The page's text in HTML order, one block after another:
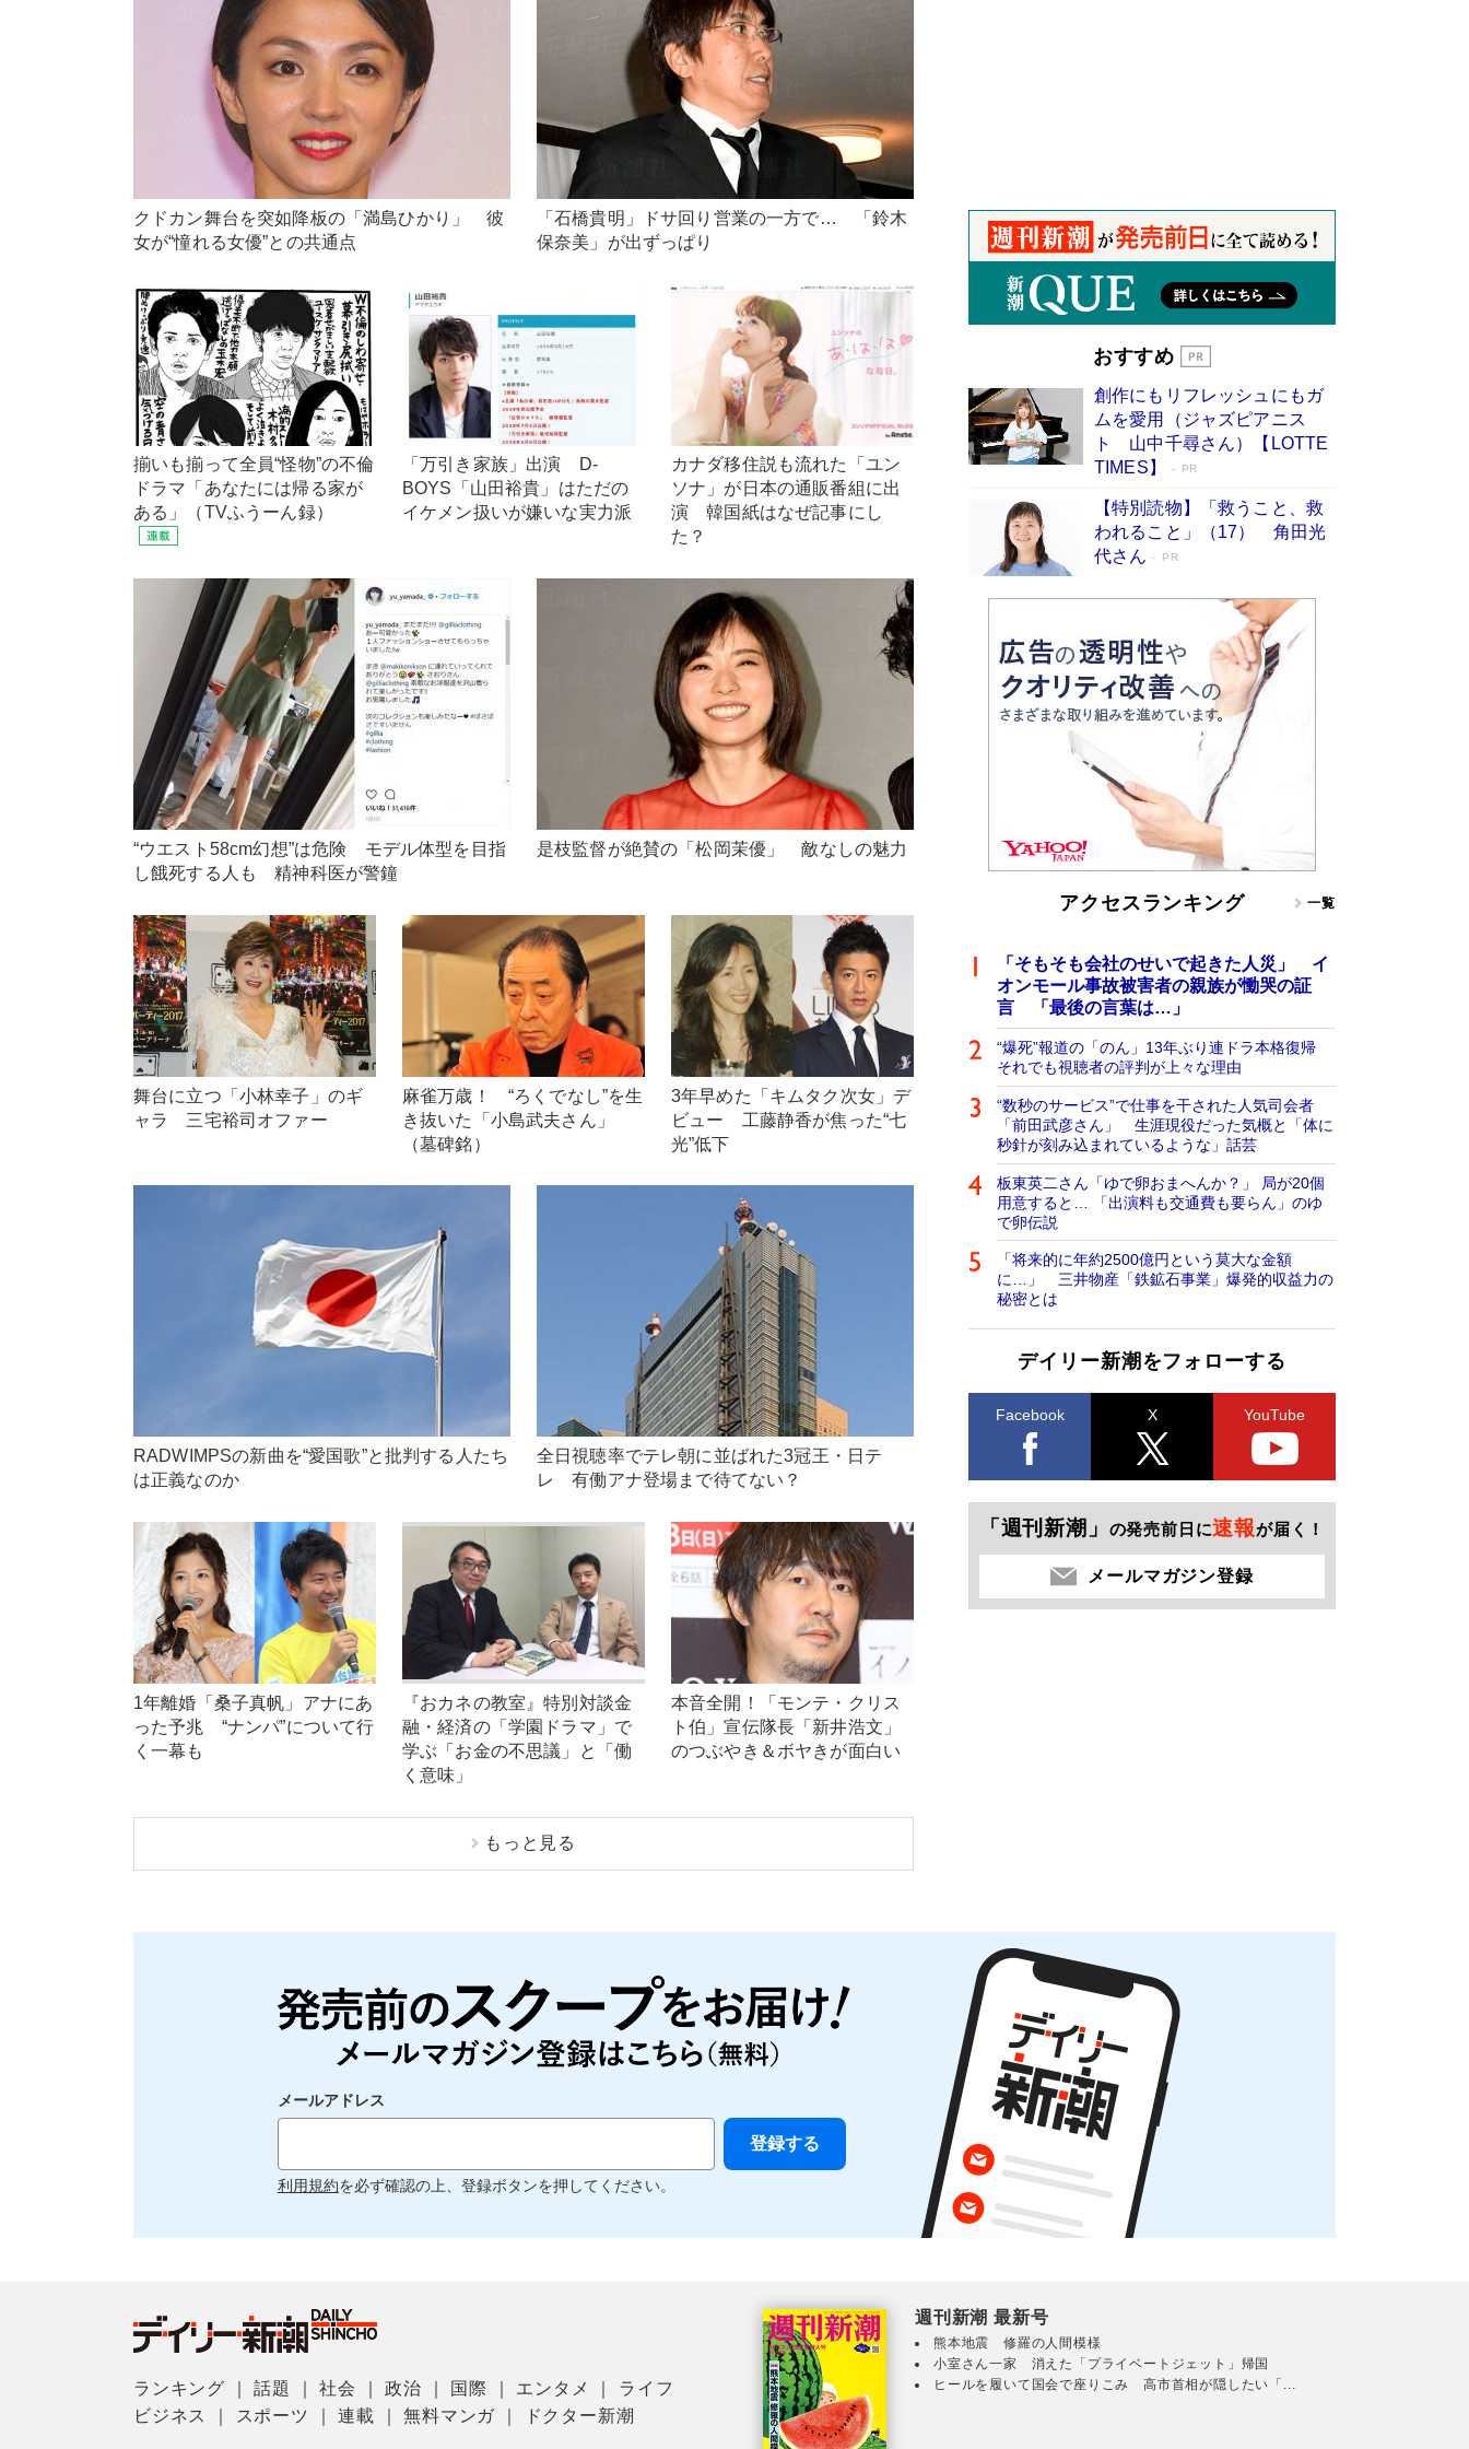
クドカン舞台を突如降板の「満島ひかり」 彼
女が“憧れる女優”との共通点
「石橋貴明」ドサ回り営業の一方で… 「鈴木
保奈美」が出ずっぱり
揃いも揃って全員“怪物”の不倫
ドラマ「あなたには帰る家が
ある」（TVふうーん録）
「万引き家族」出演 D-
BOYS「山田裕貴」はただの
イケメン扱いが嫌いな実力派
カナダ移住説も流れた「ユン
ソナ」が日本の通販番組に出
演 韓国紙はなぜ記事にし
た？
“ウエスト58cm幻想”は危険 モデル体型を目指
し餓死する人も 精神科医が警鐘
是枝監督が絶賛の「松岡茉優」 敵なしの魅力
舞台に立つ「小林幸子」のギ
ャラ 三宅裕司オファー
麻雀万歳！ “ろくでなし”を生
き抜いた「小島武夫さん」
（墓碑銘）
3年早めた「キムタク次女」デ
ビュー 工藤静香が焦った“七
光”低下
RADWIMPSの新曲を“愛国歌”と批判する人たち
は正義なのか
全日視聴率でテレ朝に並ばれた3冠王・日テ
レ 有働アナ登場まで待てない？
1年離婚「桑子真帆」アナにあ
った予兆 “ナンパ”について行
く一幕も
『おカネの教室』特別対談金
融・経済の「学園ドラマ」で
学ぶ「お金の不思議」と「働
く意味」
本音全開！「モンテ・クリス
ト伯」宣伝隊長「新井浩文」
のつぶやき＆ボヤきが面白い
もっと見る
おすすめ
創作にもリフレッシュにもガ
ムを愛用（ジャズピアニス
ト 山中千尋さん）【LOTTE
TIMES】
PR
【特別読物】「救うこと、救
われること」（17） 角田光
代さん
PR
アクセスランキング 一覧
「そもそも会社のせいで起きた人災」 イ
オンモール事故被害者の親族が慟哭の証
言 「最後の言葉は…」
“爆死”報道の「のん」13年ぶり連ドラ本格復帰
それでも視聴者の評判が上々な理由
“数秒のサービス”で仕事を干された人気司会者
「前田武彦さん」 生涯現役だった気概と「体に
秒針が刻み込まれているような」話芸
板東英二さん「ゆで卵おまへんか？」 局が20個
用意すると… 「出演料も交通費も要らん」のゆ
で卵伝説
「将来的に年約2500億円という莫大な金額
に…」 三井物産「鉄鉱石事業」爆発的収益力の
秘密とは
デイリー新潮をフォローする
Facebook X YouTube
「週刊新潮」 の発売前日に速報が届く！
メールマガジン登録
メールアドレス
利用規約を必ず確認の上、登録ボタンを押してください。
ランキング ｜話題 ｜社会 ｜政治 国際 エンタメ
ライフ
ビジネス
スポーツ ｜連載 ｜無料マンガ ドクター新潮
週刊新潮 最新号
熊本地震 修羅の人間模様
小室さん一家 消えた「プライベートジェット」帰国
ヒールを履いて国会で座りこみ 高市首相が隠したい「...